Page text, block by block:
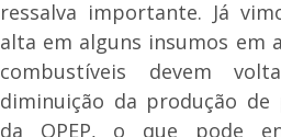
ressalva importante. Já
alta em alguns insumos em
combustíveis devem
diminuição da produção
da OPEP, o que pode